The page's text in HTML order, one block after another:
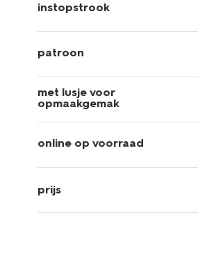
instopstrook
patroon
met lusje voor
opmaakgemak
online op voorraad
prijs